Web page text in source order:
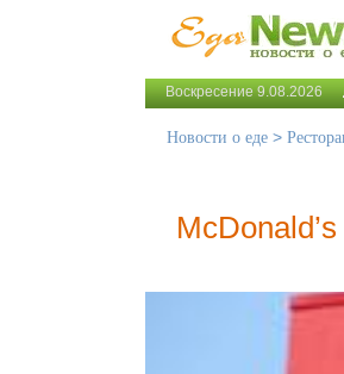
Воскресение 9.08.2026
Новости о еде >